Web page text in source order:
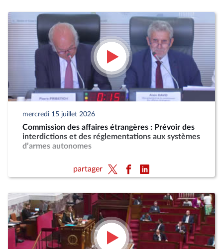
mercredi 15 juillet 2026
Commission des affaires étrangères : Prévoir des
interdictions et des réglementations aux systèmes
d’armes autonomes
partager